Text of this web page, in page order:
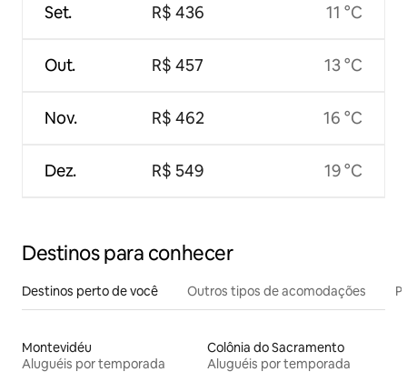
Set.
Out.
Nov.
Dez.
R$ 436
R$ 457
R$ 462
R$ 549
11 °C
13 °C
16 °C
19 °C
Destinos para conhecer
Destinos perto de você Outros tipos de acomodações
Montevidéu
Aluguéis por temporada
Colônia do Sacramento
Aluguéis por temporada